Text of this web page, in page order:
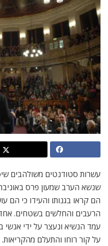
עשרות סטודנטים משולהבים
שנשא הערב שמעון פרס
הם קראו בגנותו והעידו כי
הרעבים והחלשים בשטחים.
עמד הנשיא ונעצר על ידי
על קור רוחו והתעלם